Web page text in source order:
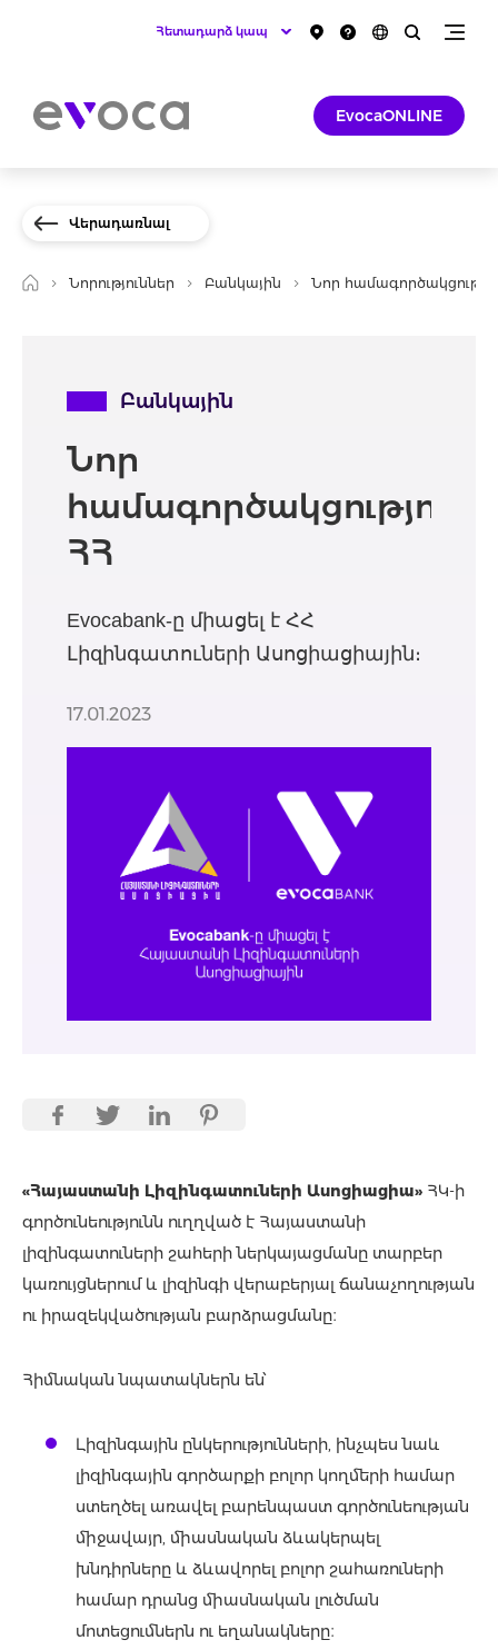
Հետադարձ կապ
EvocaONLINE
Վերադառնալ
Նորություններ Բանկային Նոր
Բանկային
Նոր
համագործակցություն
ՀՀ
Ասոցիացիայի հետ
Evocabank-ը միացել է ՀՀ
Լիզինգատուների Ասոցիացիային։
17.01.2023
«Հայաստանի Լիզինգատուների Ասոցիացիա» ՀԿ-ի
գործունեությունն ուղղված է Հայաստանի
լիզինգատուների շահերի ներկայացմանը տարբեր
կառույցներում և լիզինգի վերաբերյալ ճանաչողության
ու իրազեկվածության բարձրացմանը։
Հիմնական նպատակներն են՝
Լիզինգային ընկերությունների, ինչպես նաև
լիզինգային գործարքի բոլոր կողմերի համար
ստեղծել առավել բարենպաստ գործունեության
միջավայր, միասնական ձևակերպել
խնդիրները և ձևավորել բոլոր շահառուների
համար դրանց միասնական լուծման
մոտեցումներն ու եղանակները։